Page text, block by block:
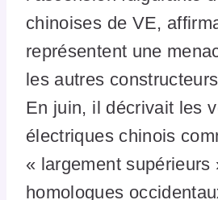
chinoises de VE,
représentent une
les autres
En juin, il décrivait les
électriques chinois
« largement supérieurs
homologues